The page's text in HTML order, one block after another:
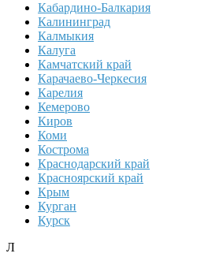
Кабардино-Балкария
Калининград
Калмыкия
Калуга
Камчатский край
Карачаево-Черкесия
Карелия
Кемерово
Киров
Коми
Кострома
Краснодарский край
Красноярский край
Крым
Курган
Курск
Л